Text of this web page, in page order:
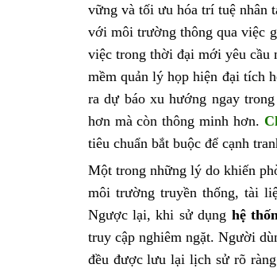
vững và tối ưu hóa trí tuệ nhân
với môi trường thông qua việc
việc trong thời đại mới yêu cầu
mềm quản lý họp hiện đại tích
ra dự báo xu hướng ngay
hơn mà còn thông minh hơn.
tiêu chuẩn bắt buộc để cạnh
Một trong những lý do khiến
môi trường truyền thống, tài
Ngược lại, khi sử dụng hệ
truy cập nghiêm ngặt. Người
đều được lưu lại lịch sử rõ